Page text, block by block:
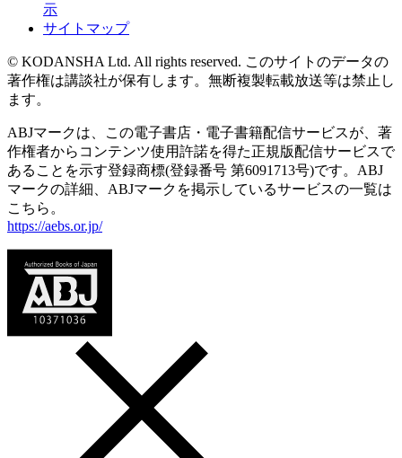
示
サイトマップ
© KODANSHA Ltd. All rights reserved. このサイトのデータの
著作権は講談社が保有します。無断複製転載放送等は禁止し
ます。
ABJマークは、この電子書店・電子書籍配信サービスが、著
作権者からコンテンツ使用許諾を得た正規版配信サービスで
あることを示す登録商標(登録番号 第6091713号)です。ABJ
マークの詳細、ABJマークを掲示しているサービスの一覧は
こちら。
https://aebs.or.jp/